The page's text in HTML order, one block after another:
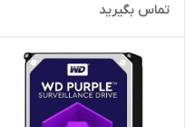
تماس بگیرید